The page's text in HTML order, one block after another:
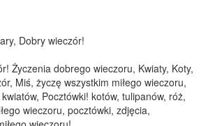
Dobry wieczór!
Życzenia dobrego wieczoru, Kwiaty, Koty,
Miś, życzę wszystkim miłego wieczoru,
Pocztówki! kotów, tulipanów, róż,
wieczoru, pocztówki, zdjęcia,